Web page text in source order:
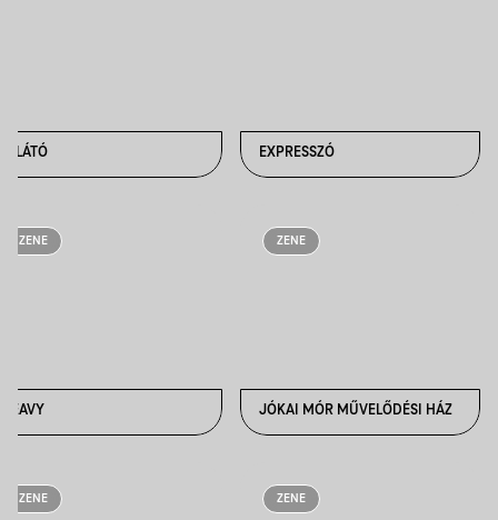
ELLÁTÓ EXPRESSZÓ
ZENE
HEAVY
ZENE
JÓKAI MÓR MŰVELŐDÉSI HÁZ
ZENE ZENE